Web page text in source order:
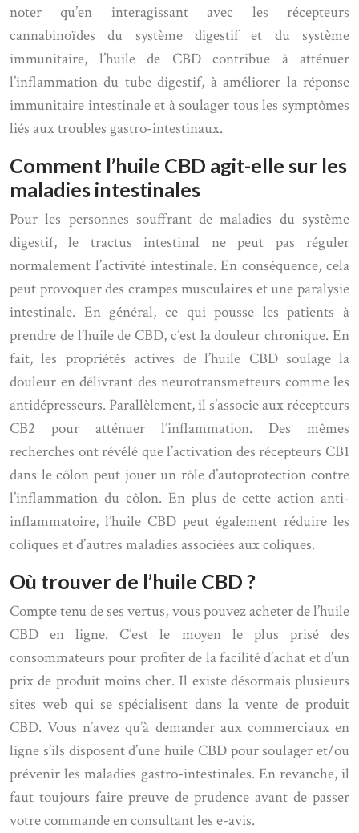
noter qu’en interagissant avec les récepteurs
cannabinoïdes du système digestif et du système
immunitaire, l’huile de CBD contribue à atténuer
l’inflammation du tube digestif, à améliorer la réponse
immunitaire intestinale et à soulager tous les symptômes
liés aux troubles gastro-intestinaux.
Comment l’huile CBD agit-elle sur les
maladies intestinales
Pour les personnes souffrant de maladies du système
digestif, le tractus intestinal ne peut pas réguler
normalement l’activité intestinale. En conséquence, cela
peut provoquer des crampes musculaires et une paralysie
intestinale. En général, ce qui pousse les patients à
prendre de l’huile de CBD, c’est la douleur chronique. En
fait, les propriétés actives de l’huile CBD soulage la
douleur en délivrant des neurotransmetteurs comme les
antidépresseurs. Parallèlement, il s’associe aux récepteurs
CB2 pour atténuer l’inflammation. Des mêmes
recherches ont révélé que l’activation des récepteurs CB1
dans le côlon peut jouer un rôle d’autoprotection contre
l’inflammation du côlon. En plus de cette action anti-
inflammatoire, l’huile CBD peut également réduire les
coliques et d’autres maladies associées aux coliques.
Où trouver de l’huile CBD ?
Compte tenu de ses vertus, vous pouvez acheter de l’huile
CBD en ligne. C’est le moyen le plus prisé des
consommateurs pour profiter de la facilité d’achat et d’un
prix de produit moins cher. Il existe désormais plusieurs
sites web qui se spécialisent dans la vente de produit
CBD. Vous n’avez qu’à demander aux commerciaux en
ligne s’ils disposent d’une huile CBD pour soulager et/ou
prévenir les maladies gastro-intestinales. En revanche, il
faut toujours faire preuve de prudence avant de passer
votre commande en consultant les e-avis.